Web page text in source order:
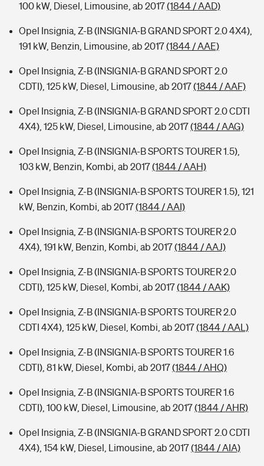
100 kW, Diesel, Limousine, ab 2017(1844 / AAD)
Opel Insignia, Z-B (INSIGNIA-B GRAND SPORT 2.0 4X4),
191 kW, Benzin, Limousine, ab 2017(1844 / AAE)
Opel Insignia, Z-B (INSIGNIA-B GRAND SPORT 2.0
CDTI), 125 kW, Diesel, Limousine, ab 2017(1844 / AAF)
Opel Insignia, Z-B (INSIGNIA-B GRAND SPORT 2.0 CDTI
4X4), 125 kW, Diesel, Limousine, ab 2017(1844 / AAG)
Opel Insignia, Z-B (INSIGNIA-B SPORTS TOURER 1.5),
103 kW, Benzin, Kombi, ab 2017(1844 / AAH)
Opel Insignia, Z-B (INSIGNIA-B SPORTS TOURER 1.5), 121
kW, Benzin, Kombi, ab 2017(1844 / AAI)
Opel Insignia, Z-B (INSIGNIA-B SPORTS TOURER 2.0
4X4), 191 kW, Benzin, Kombi, ab 2017(1844 / AAJ)
Opel Insignia, Z-B (INSIGNIA-B SPORTS TOURER 2.0
CDTI), 125 kW, Diesel, Kombi, ab 2017(1844 / AAK)
Opel Insignia, Z-B (INSIGNIA-B SPORTS TOURER 2.0
CDTI 4X4), 125 kW, Diesel, Kombi, ab 2017(1844 / AAL)
Opel Insignia, Z-B (INSIGNIA-B SPORTS TOURER 1.6
CDTI), 81 kW, Diesel, Kombi, ab 2017(1844 / AHQ)
Opel Insignia, Z-B (INSIGNIA-B SPORTS TOURER 1.6
CDTI), 100 kW, Diesel, Limousine, ab 2017(1844 / AHR)
Opel Insignia, Z-B (INSIGNIA-B GRAND SPORT 2.0 CDTI
4X4), 154 kW, Diesel, Limousine, ab 2017(1844 / AIA)